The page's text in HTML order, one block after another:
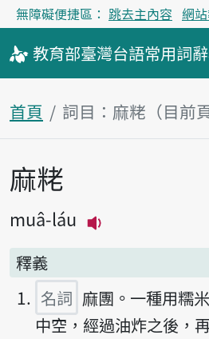
無障礙便捷區： 跳去主內容 網
教育部臺灣台語常用詞
首頁 詞目：麻粩（目前頁
主內容區塊
麻粩
muâ-láu
釋義
名詞 麻團。一種用糯
中空，經過油炸之後，